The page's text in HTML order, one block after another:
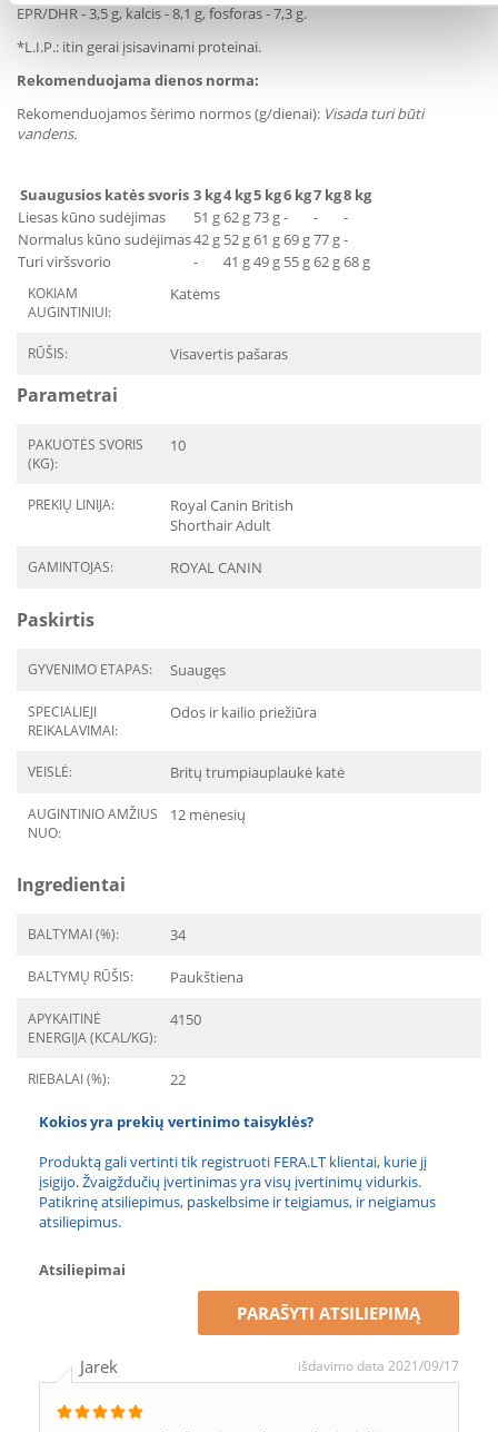
EPR/DHR - 3,5 g, kalcis - 8,1 g, fosforas - 7,3 g.
*L.I.P.: itin gerai įsisavinami proteinai.
Rekomenduojama dienos norma:
Rekomenduojamos šėrimo normos (g/dienai): Visada turi būti
vandens.
Suaugusios katės svoris 3 kg4 kg5 kg6 kg7 kg8 kg
Liesas kūno sudėjimas
51 g62 g73 g- -
-
Normalus kūno sudėjimas42 g 52 g61 g69 g77 g-
Turi viršsvorio
- 41 g49 g 55 g62 g68 g
KOKIAM
AUGINTINIUI:
Katėms
RŪŠIS: Visavertis pašaras
Parametrai
PAKUOTĖS SVORIS
(KG):
10
PREKIŲ LINIJA:
Royal Canin British
Shorthair Adult
GAMINTOJAS: ROYAL CANIN
Paskirtis
GYVENIMO ETAPAS: Suaugęs
SPECIALIEJI
REIKALAVIMAI:
Odos ir kailio priežiūra
VEISLĖ: Britų trumpiauplaukė katė
AUGINTINIO AMŽIUS
NUO:
12 mėnesių
Ingredientai
BALTYMAI (%): 34
BALTYMŲ RŪŠIS: Paukštiena
APYKAITINĖ
ENERGIJA (KCAL/KG):
4150
RIEBALAI (%): 22
Kokios yra prekių vertinimo taisyklės?
Produktą gali vertinti tik registruoti FERA.LT klientai, kurie jį
įsigijo. Žvaigždučių įvertinimas yra visų įvertinimų vidurkis.
Patikrinę atsiliepimus, paskelbsime ir teigiamus, ir neigiamus
atsiliepimus.
Atsiliepimai
PARAŠYTI ATSILIEPIMĄ
Jarek išdavimo data 2021/09/17